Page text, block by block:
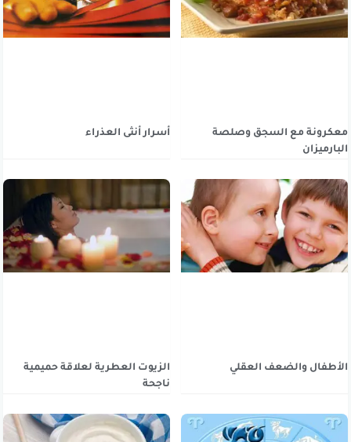
معكرونة مع السجق وصلصة
البارميزان
أسرار أنثى العذراء
الأطفال والضعف العقلي
الزيوت العطرية لعلاقة حميمية
ناجحة